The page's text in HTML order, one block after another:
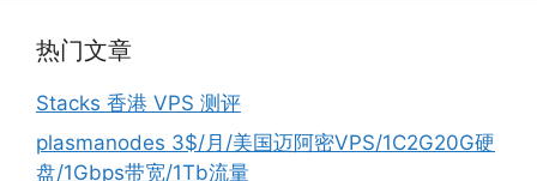
热门文章
Stacks 香港 VPS 测评
plasmanodes 3$/月/美国迈阿密VPS/1C2G20G硬
盘/1Gbps带宽/1Tb流量